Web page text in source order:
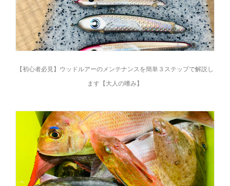
【初心者必見】ウッドルアーのメンテナンスを簡単３ステップで解説し
ます【大人の嗜み】